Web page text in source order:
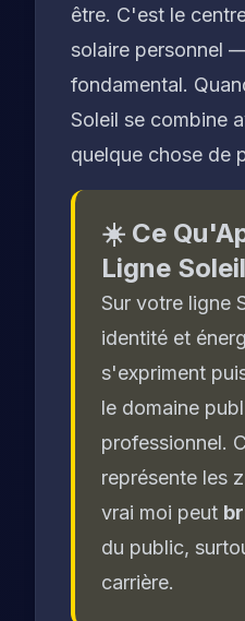
être. C'est le
solaire personnel
fondamental.
Soleil se combine
quelque chose de
☀️ Ce
Ligne
Sur votre ligne
identité et
s'expriment
le domaine
professionnel.
représente les
vrai moi peut
du public,
carrière.